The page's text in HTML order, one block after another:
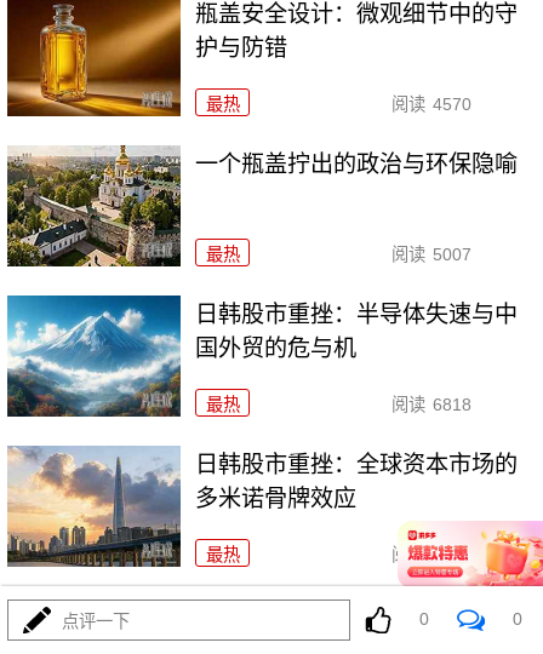
瓶盖安全设计：微观细节中的守
护与防错
最热 阅读 4570
一个瓶盖拧出的政治与环保隐喻
最热 阅读 5007
日韩股市重挫：半导体失速与中
国外贸的危与机
最热 阅读 6818
日韩股市重挫：全球资本市场的
多米诺骨牌效应
最热 阅读 5732
日韩股市狂泻：深度解析与投资
者应对策略
点评一下 0 0